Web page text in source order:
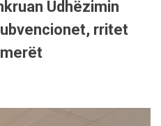
Udhëzimin
rritet